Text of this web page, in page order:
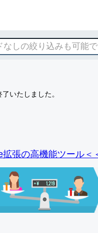
いたしました。
張の高機能ツール＜